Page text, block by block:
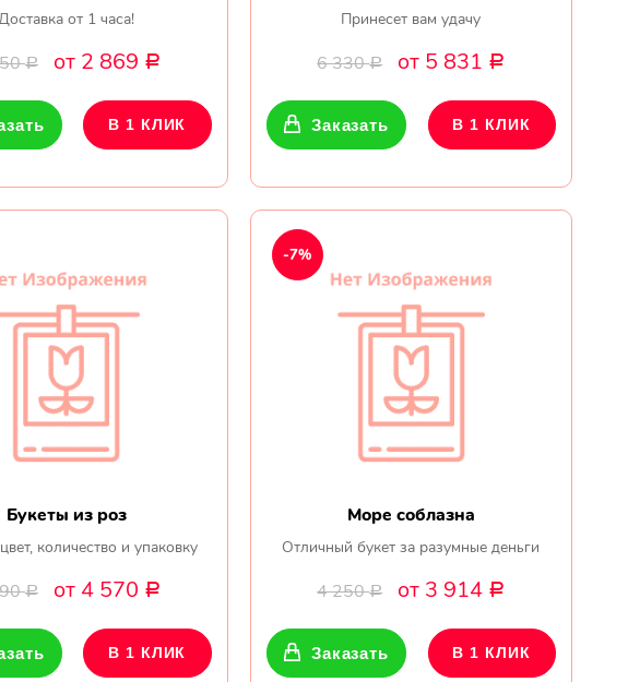
от 1 часа!
Р от 2 869 Р
В 1 КЛИК
Принесет вам удачу
6 330Р от 5 831 Р
Заказать В 1 КЛИК
Букеты из роз
количество и упаковку
Р от 4 570 Р
В 1 КЛИК
Море соблазна
Отличный букет за разумные деньги
4 250Р от 3 914 Р
-7%
Заказать В 1 КЛИК